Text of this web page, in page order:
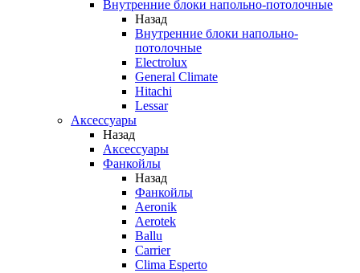
Внутренние блоки напольно-потолочные
Назад
Внутренние блоки напольно-
потолочные
Electrolux
General Climate
Hitachi
Lessar
Аксессуары
Назад
Аксессуары
Фанкойлы
Назад
Фанкойлы
Aeronik
Aerotek
Ballu
Carrier
Clima Esperto